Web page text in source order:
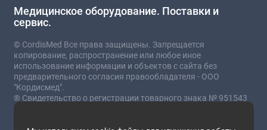
Медицинское оборудование. Поставки и
сервис.
© CordisMed Все права защищены. Запрещается
копирование, распространение или любое иное
использование информации и объектов с сайта без
предварительного согласия правообладателя - ООО
"Кордисмед".
® Свидетельство о регистрации товарного знака № 951543
от 03.07.2023